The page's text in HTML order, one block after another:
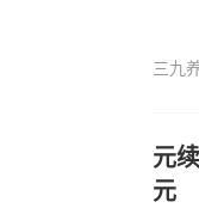
三九
元
元